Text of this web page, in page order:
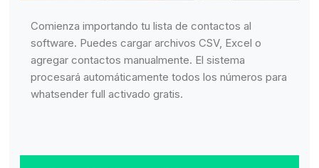
Comienza importando tu lista de contactos al
software. Puedes cargar archivos CSV, Excel o
agregar contactos manualmente. El sistema
procesará automáticamente todos los números para
whatsender full activado gratis.